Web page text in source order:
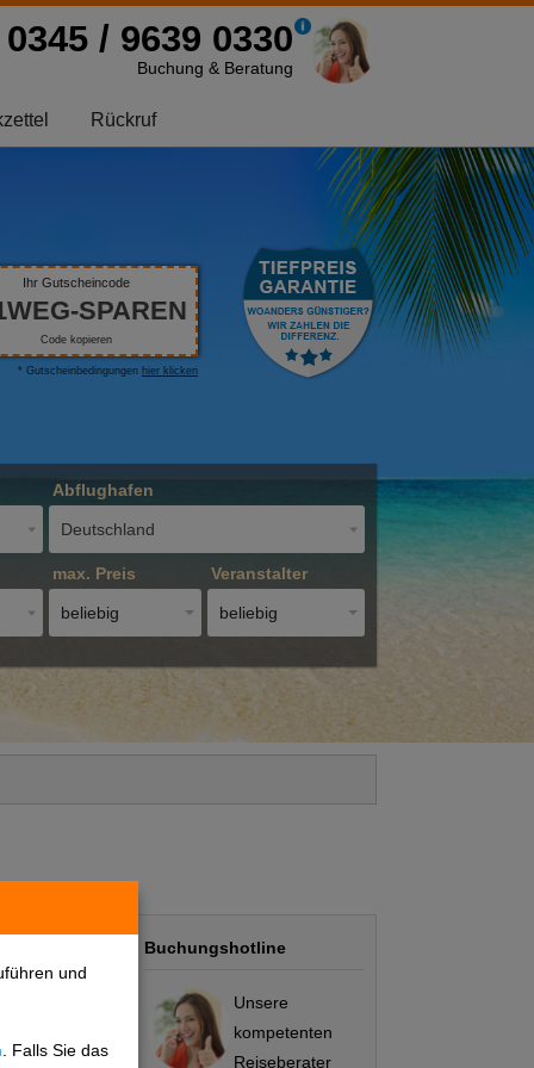
und
. Falls Sie das
0345 / 9639 0330
Buchung & Beratung
Rückruf
Ihr Gutscheincode
SPAREN
Code kopieren
* Gutscheinbedingungen hier klicken
Abflughafen
Deutschland
max. Preis
beliebig
Veranstalter
beliebig
Buchungshotline
Unsere
kompetenten
Reiseberater
Preis/Leistung